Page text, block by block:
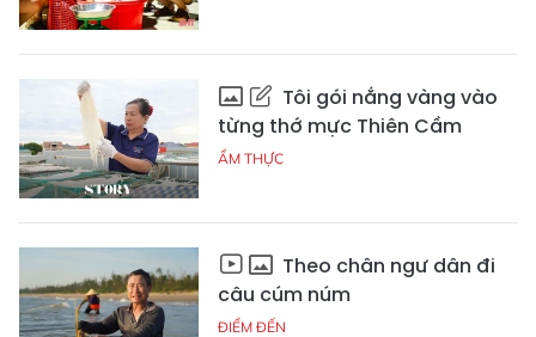
Tôi gói nắng vàng vào
từng thớ mực Thiên Cầm
ẨM THỰC
Theo chân ngư dân đi
câu cúm núm
ĐIỂM ĐẾN